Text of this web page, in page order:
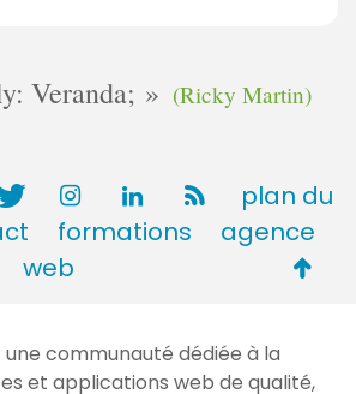
r
n
r
Veranda; (Ricky Martin)
plan du
formations
agence
web
de
communauté dédiée à la
et applications web de qualité,